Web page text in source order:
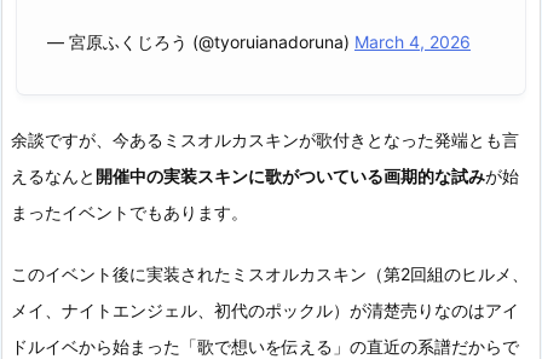
— 宮原ふくじろう (@tyoruianadoruna) March 4, 2026
余談ですが、今あるミスオルカスキンが歌付きとなった発端とも言
えるなんと 開催中の実装スキンに歌がついている画期的な試みが始
まったイベントでもあります。
このイベント後に実装されたミスオルカスキン（第2回組のヒルメ、
メイ、ナイトエンジェル、初代のポックル）が清楚売りなのはアイ
ドルイベから始まった「歌で想いを伝える」の直近の系譜だからで